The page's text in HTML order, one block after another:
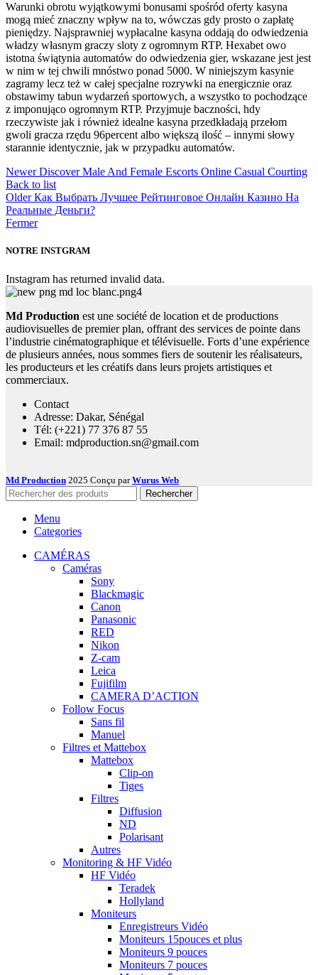
Warunki obrotu wyjątkowymi bonusami spośród oferty kasyna
mogą mieć znaczny wpływ na to, wówczas gdy prosto o zapłatę
pieniędzy. Najsprawniej wypłacalne kasyna oddają do odwiedzenia
władzy własnym graczy sloty z ogromnym RTP. Hexabet owo
istotna świątynia automatów do odwiedzenia gier, wskazane jest jest
w nim w tej chwili mnóstwo ponad 5000. W niniejszym kasynie
zagramy lecz też w całej specjalne rozrywki na energicznie oraz
obstawimy tabun wydarzeń sportowych, a wszystko to pochodzące
z imponująco ogromnym RTP. Przyjmuje baczności, hdy
rzeczywiste jak i również idealne kasyna przedkładają przełom
gwoli gracza rzędu 96percent albo większą ilość – innymi słowy
starannie identycznie, jak w przypadku automatów.
Newer Discover Male And Female Escorts Online Casual Courting
Back to list
Older Как Выбрать Лучшее Рейтинговое Онлайн Казино На
Реальные Деньги?
Fermer
NOTRE INSTGRAM
Instagram has returned invalid data.
Md Production est une société de location et de productions
audiovisuelles de premier plan, offrant des services de pointe dans
l’industrie cinématographique et télévisuelle. Forts d’une expérience
de plusieurs années, nous sommes fiers de soutenir les réalisateurs,
les producteurs et les créatifs dans leurs projets artistiques et
commerciaux.
Contact
Adresse: Dakar, Sénégal
Tél: (+221) 77 376 87 55
Email: mdproduction.sn@gmail.com
Md Production 2025 Conçu parWurus Web
Rechercher
Menu
Categories
CAMÉRAS
Caméras
Sony
Blackmagic
Canon
Panasonic
RED
Nikon
Z-cam
Leica
Fujifilm
CAMERA D’ACTION
Follow Focus
Sans fil
Manuel
Filtres et Mattebox
Mattebox
Clip-on
Tiges
Filtres
Diffusion
ND
Polarisant
Autres
Monitoring & HF Vidéo
HF Vidéo
Teradek
Hollyland
Moniteurs
Enregistreurs Vidéo
Moniteurs 15pouces et plus
Moniteurs 9 pouces
Moniteurs 7 pouces